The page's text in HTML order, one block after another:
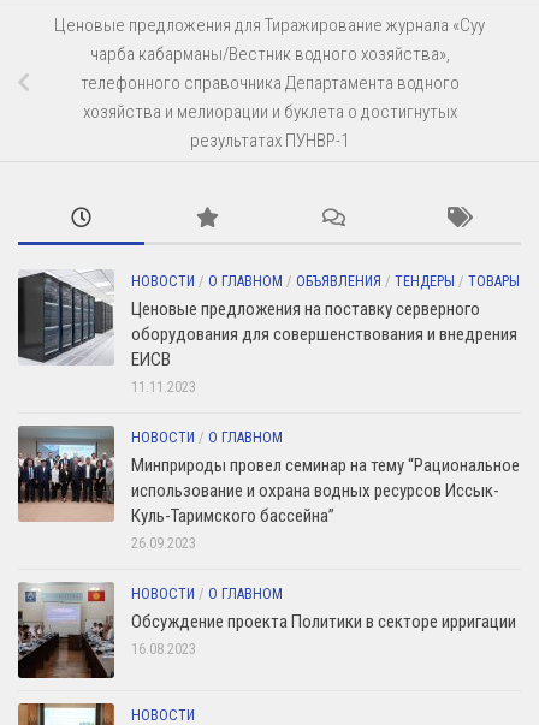
Ценовые предложения для Тиражирование журнала «Суу
чарба кабарманы/Вестник водного хозяйства»,
телефонного справочника Департамента водного
хозяйства и мелиорации и буклета о достигнутых
результатах ПУНВР-1
НОВОСТИ / О ГЛАВНОМ / ОБЪЯВЛЕНИЯ / ТЕНДЕРЫ / ТОВАРЫ
Ценовые предложения на поставку серверного
оборудования для совершенствования и внедрения
ЕИСВ
11.11.2023
НОВОСТИ / О ГЛАВНОМ
Минприроды провел семинар на тему “Рациональное
использование и охрана водных ресурсов Иссык-
Куль-Таримского бассейна”
26.09.2023
НОВОСТИ / О ГЛАВНОМ
Обсуждение проекта Политики в секторе ирригации
16.08.2023
НОВОСТИ